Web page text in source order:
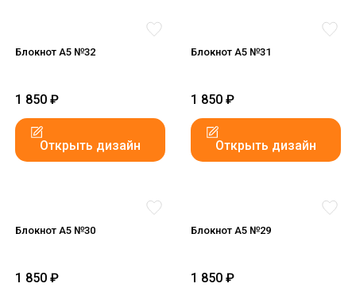
Блокнот А5 №32
1 850 ₽
Открыть дизайн
Блокнот А5 №31
1 850 ₽
Открыть дизайн
Блокнот А5 №30
1 850 ₽
Блокнот А5 №29
1 850 ₽